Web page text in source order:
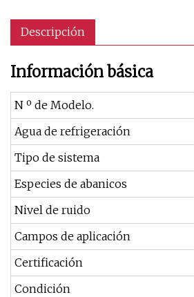
Descripción
Información básica
N º de Modelo.
Agua de refrigeración
Tipo de sistema
Especies de abanicos
Nivel de ruido
Campos de aplicación
Certificación
Condición